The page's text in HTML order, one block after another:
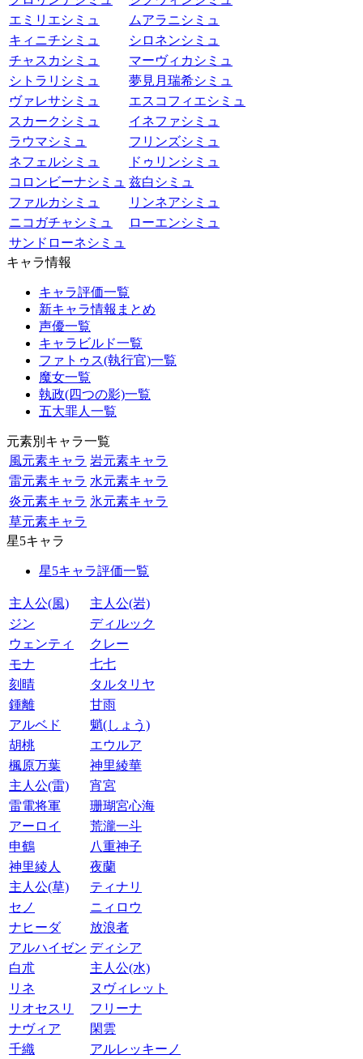
エミリエシミュ
ムアラニシミュ
キィニチシミュ
シロネンシミュ
チャスカシミュ
マーヴィカシミュ
シトラリシミュ
夢見月瑞希シミュ
ヴァレサシミュ
エスコフィエシミュ
スカークシミュ
イネファシミュ
ラウマシミュ
フリンズシミュ
ネフェルシミュ
ドゥリンシミュ
コロンビーナシミュ 兹白シミュ
ファルカシミュ
リンネアシミュ
ニコガチャシミュ
ローエンシミュ
サンドローネシミュ
キャラ情報
キャラ評価一覧
新キャラ情報まとめ
声優一覧
キャラビルド一覧
ファトゥス(執行官)一覧
魔女一覧
執政(四つの影)一覧
五大罪人一覧
元素別キャラ一覧
風元素キャラ 岩元素キャラ
雷元素キャラ 水元素キャラ
炎元素キャラ 氷元素キャラ
草元素キャラ
星5キャラ
星5キャラ評価一覧
主人公(風)
主人公(岩)
ジン
ディルック
ウェンティ
クレー
モナ
七七
刻晴
タルタリヤ
鍾離
甘雨
アルベド
魈(しょう)
胡桃
エウルア
楓原万葉
神里綾華
主人公(雷)
宵宮
雷電将軍
珊瑚宮心海
アーロイ
荒瀧一斗
申鶴
八重神子
神里綾人
夜蘭
主人公(草)
ティナリ
セノ
ニィロウ
ナヒーダ
放浪者
アルハイゼン ディシア
白朮
主人公(水)
リネ
ヌヴィレット
リオセスリ
フリーナ
ナヴィア
閑雲
千織
アルレッキーノ